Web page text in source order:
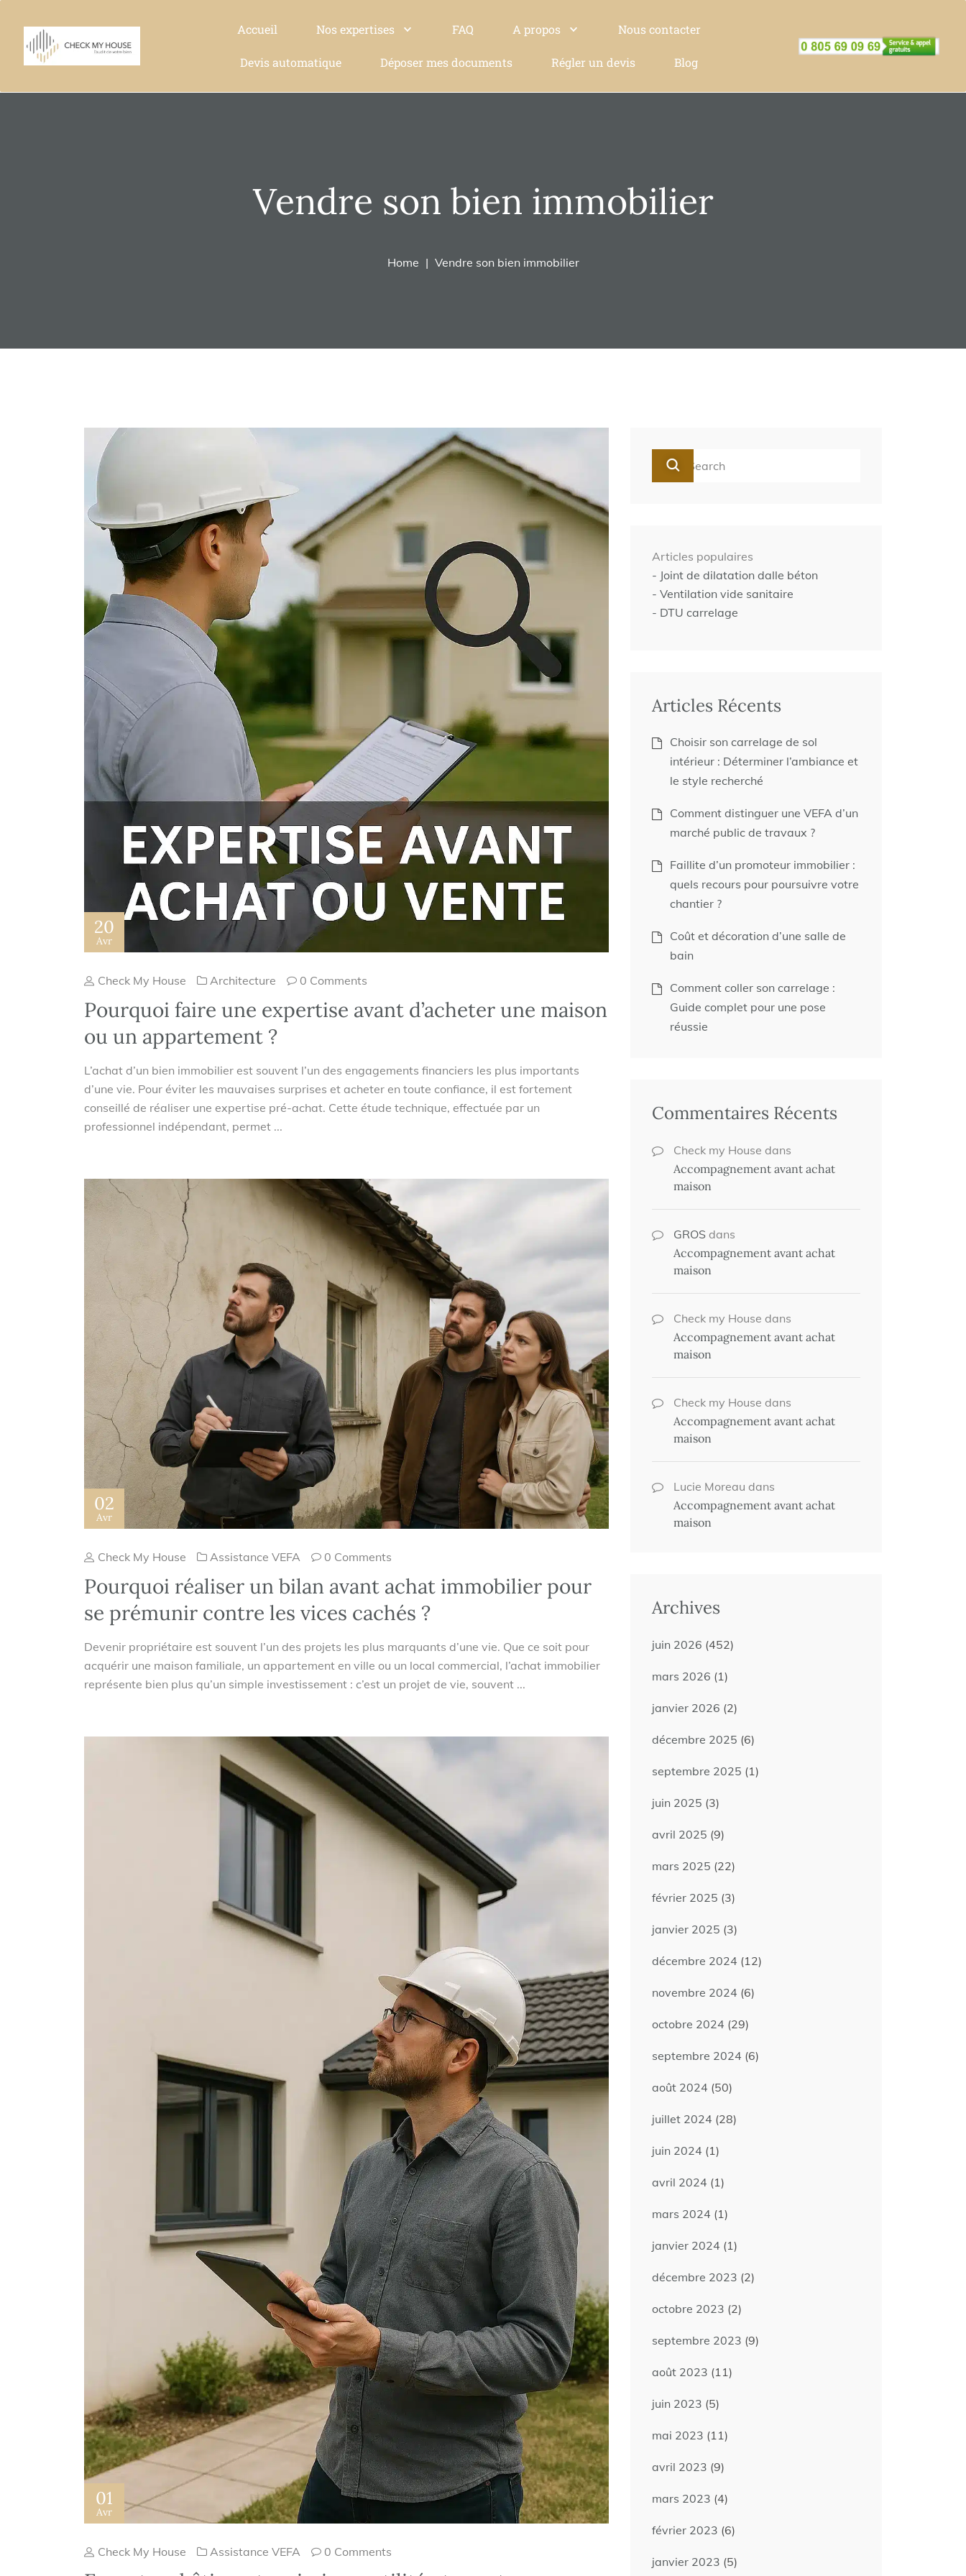
Accueil Nos expertises FAQ A propos Nous contacter
Devis automatique Déposer mes documents Régler un devis Blog
Vendre son bien immobilier
Home Vendre son bien immobilier
20
Avr
Check My House Architecture 0 Comments
Pourquoi faire une expertise avant d’acheter une maison
ou un appartement ?
L’achat d’un bien immobilier est souvent l’un des engagements financiers les plus importants
d’une vie. Pour éviter les mauvaises surprises et acheter en toute confiance, il est fortement
conseillé de réaliser une expertise pré-achat. Cette étude technique, effectuée par un
professionnel indépendant, permet ...
02
Avr
Check My House Assistance VEFA 0 Comments
Pourquoi réaliser un bilan avant achat immobilier pour
se prémunir contre les vices cachés ?
Devenir propriétaire est souvent l’un des projets les plus marquants d’une vie. Que ce soit pour
acquérir une maison familiale, un appartement en ville ou un local commercial, l’achat immobilier
représente bien plus qu’un simple investissement : c’est un projet de vie, souvent ...
01
Avr
Check My House Assistance VEFA 0 Comments
Articles populaires
- Joint de dilatation dalle béton
- Ventilation vide sanitaire
- DTU carrelage
Articles Récents
Choisir son carrelage de sol
intérieur : Déterminer l’ambiance et
le style recherché
Comment distinguer une VEFA d’un
marché public de travaux ?
Faillite d’un promoteur immobilier :
quels recours pour poursuivre votre
chantier ?
Coût et décoration d’une salle de
bain
Comment coller son carrelage :
Guide complet pour une pose
réussie
Commentaires Récents
Check my House dans
Accompagnement avant achat
maison
GROS dans
Accompagnement avant achat
maison
Check my House dans
Accompagnement avant achat
maison
Check my House dans
Accompagnement avant achat
maison
Lucie Moreau dans
Accompagnement avant achat
maison
Archives
juin 2026 (452)
mars 2026 (1)
janvier 2026 (2)
décembre 2025 (6)
septembre 2025 (1)
juin 2025 (3)
avril 2025 (9)
mars 2025 (22)
février 2025 (3)
janvier 2025 (3)
décembre 2024 (12)
novembre 2024 (6)
octobre 2024 (29)
septembre 2024 (6)
août 2024 (50)
juillet 2024 (28)
juin 2024 (1)
avril 2024 (1)
mars 2024 (1)
janvier 2024 (1)
décembre 2023 (2)
octobre 2023 (2)
septembre 2023 (9)
août 2023 (11)
juin 2023 (5)
mai 2023 (11)
avril 2023 (9)
mars 2023 (4)
février 2023 (6)
janvier 2023 (5)